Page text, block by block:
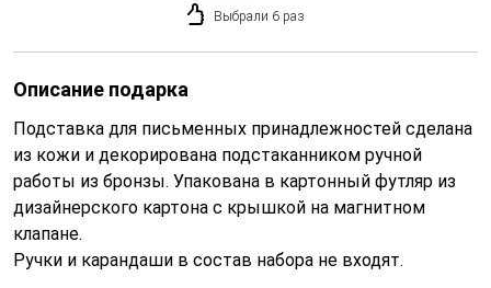
Выбрали 6 раз
Описание подарка
Подставка для письменных принадлежностей сделана
из кожи и декорирована подстаканником ручной
работы из бронзы. Упакована в картонный футляр из
дизайнерского картона с крышкой на магнитном
клапане.
Ручки и карандаши в состав набора не входят.